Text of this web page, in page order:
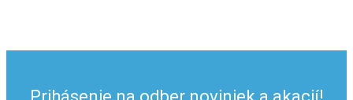
through